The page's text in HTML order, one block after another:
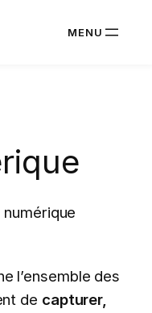
numérique
l’ensemble des
de capturer,